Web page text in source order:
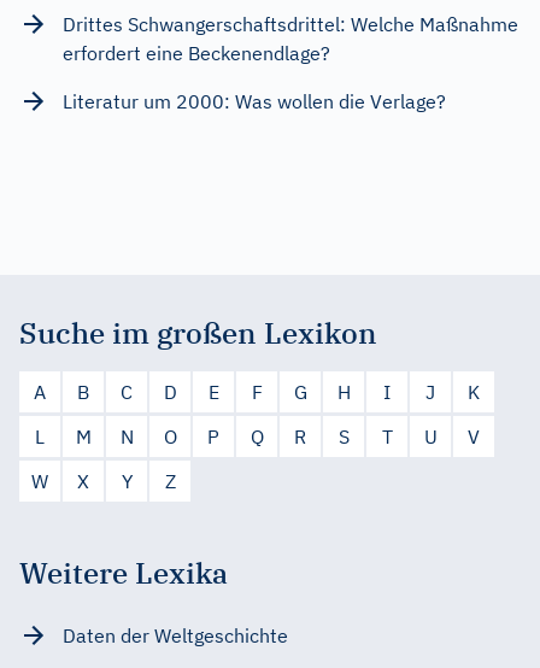
Drittes Schwangerschaftsdrittel: Welche Maßnahme
erfordert eine Beckenendlage?
Literatur um 2000: Was wollen die Verlage?
Suche im großen Lexikon
A B C D E F G H I J
K
L
M N O P Q R S T U
V
W
X Y Z
Weitere Lexika
Daten der Weltgeschichte